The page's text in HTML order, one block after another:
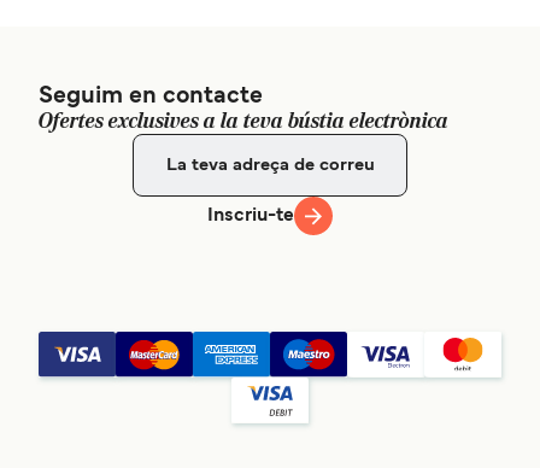
Seguim en contacte
Ofertes exclusives a la teva bústia electrònica
Inscriu-te